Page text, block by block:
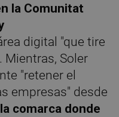
la Comunitat
digital "que tire
Mientras, Soler
"retener el
empresas" desde
comarca donde